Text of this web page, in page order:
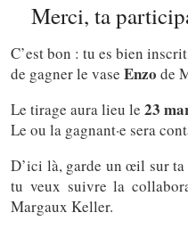
Merci, ta
C’est bon : tu es bien
de gagner le vase Enzo de
Le tirage aura lieu le 23
Le ou la gagnant·e sera
D’ici là, garde un œil sur
tu veux suivre la
Margaux Keller.